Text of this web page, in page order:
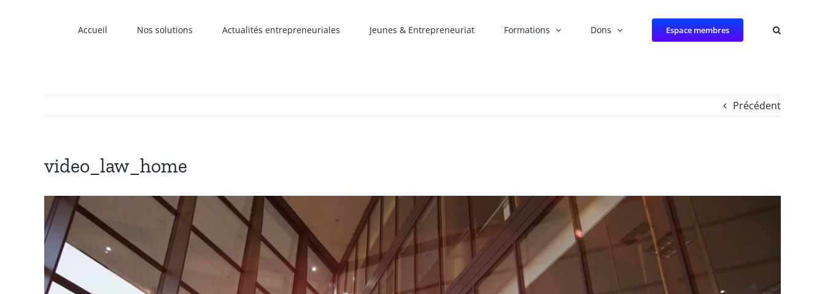
Accueil Nos solutions Actualités entrepreneuriales Jeunes & Entrepreneuriat Formations Dons Espace membres
Précédent
video_law_home